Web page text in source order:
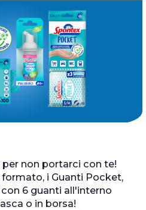
non portarci con te!
i Guanti Pocket,
6 guanti all'interno
o in borsa!